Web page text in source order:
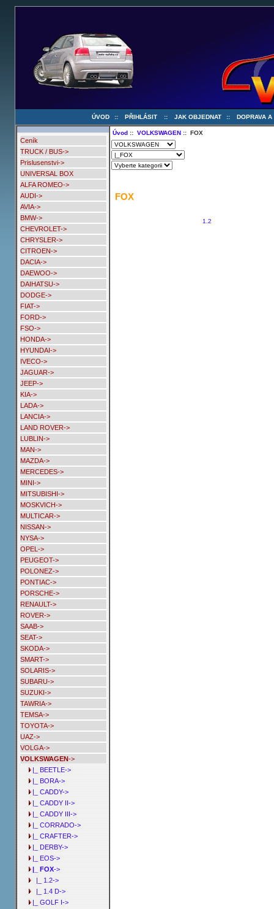
ÚVOD :: PŘIHLÁSIT :: JAK OBJEDNAT :: DOPRAVA A
Ceník
TRUCK / BUS->
Prislusenstvi->
UNIVERSAL BOX
ALFA ROMEO->
AUDI->
AVIA->
BMW->
CHEVROLET->
CHRYSLER->
CITROEN->
DACIA->
DAEWOO->
DAIHATSU->
DODGE->
FIAT->
FORD->
FSO->
HONDA->
HYUNDAI->
IVECO->
JAGUAR->
JEEP->
KIA->
LADA->
LANCIA->
LAND ROVER->
LUBLIN->
MAN->
MAZDA->
MERCEDES->
MINI->
MITSUBISHI->
MOSKVICH->
MULTICAR->
NISSAN->
NYSA->
OPEL->
PEUGEOT->
POLONEZ->
PONTIAC->
PORSCHE->
RENAULT->
ROVER->
SAAB->
SEAT->
SKODA->
SMART->
SOLARIS->
SUBARU->
SUZUKI->
TAWRIA->
TEMSA->
TOYOTA->
UAZ->
VOLGA->
VOLKSWAGEN->
|_ BEETLE->
|_ BORA->
|_ CADDY->
|_ CADDY II->
|_ CADDY III->
|_ CORRADO->
|_ CRAFTER->
|_ DERBY->
|_ EOS->
|_ FOX->
|_ 1.2->
|_ 1.4 D->
|_ GOLF I->
Úvod ::VOLKSWAGEN :: FOX
FOX
1.2